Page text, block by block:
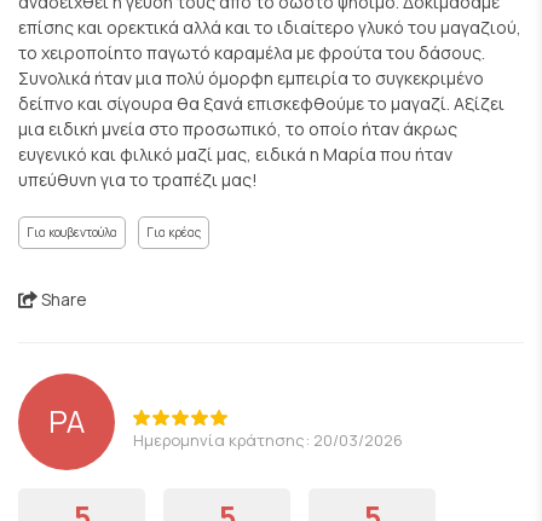
επίσης και ορεκτικά αλλά και το ιδιαίτερο γλυκό του μαγαζιού,
το χειροποίητο παγωτό καραμέλα με φρούτα του δάσους.
Συνολικά ήταν μια πολύ όμορφη εμπειρία το συγκεκριμένο
δείπνο και σίγουρα θα ξανά επισκεφθούμε το μαγαζί. Αξίζει
μια ειδική μνεία στο προσωπικό, το οποίο ήταν άκρως
ευγενικό και φιλικό μαζί μας, ειδικά η Μαρία που ήταν
υπεύθυνη για το τραπέζι μας!
Για κουβεντούλα Για κρέας
Share
PA Ημερομηνία κράτησης: 20/03/2026